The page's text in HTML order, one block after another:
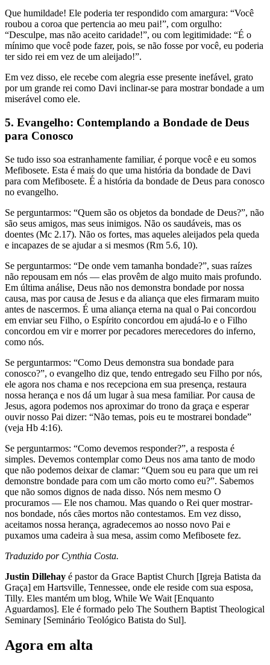
Que humildade! Ele poderia ter respondido com amargura: “Você
roubou a coroa que pertencia ao meu pai!”, com orgulho:
“Desculpe, mas não aceito caridade!”, ou com legitimidade: “É o
mínimo que você pode fazer, pois, se não fosse por você, eu poderia
ter sido rei em vez de um aleijado!”.
Em vez disso, ele recebe com alegria esse presente inefável, grato
por um grande rei como Davi inclinar-se para mostrar bondade a um
miserável como ele.
5. Evangelho: Contemplando a Bondade de Deus
para Conosco
Se tudo isso soa estranhamente familiar, é porque você e eu somos
Mefibosete. Esta é mais do que uma história da bondade de Davi
para com Mefibosete. É a história da bondade de Deus para conosco
no evangelho.
Se perguntarmos: “Quem são os objetos da bondade de Deus?”, não
são seus amigos, mas seus inimigos. Não os saudáveis, mas os
doentes (Mc 2.17). Não os fortes, mas aqueles aleijados pela queda
e incapazes de se ajudar a si mesmos (Rm 5.6, 10).
Se perguntarmos: “De onde vem tamanha bondade?”, suas raízes
não repousam em nós — elas provêm de algo muito mais profundo.
Em última análise, Deus não nos demonstra bondade por nossa
causa, mas por causa de Jesus e da aliança que eles firmaram muito
antes de nascermos. É uma aliança eterna na qual o Pai concordou
em enviar seu Filho, o Espírito concordou em ajudá-lo e o Filho
concordou em vir e morrer por pecadores merecedores do inferno,
como nós.
Se perguntarmos: “Como Deus demonstra sua bondade para
conosco?”, o evangelho diz que, tendo entregado seu Filho por nós,
ele agora nos chama e nos recepciona em sua presença, restaura
nossa herança e nos dá um lugar à sua mesa familiar. Por causa de
Jesus, agora podemos nos aproximar do trono da graça e esperar
ouvir nosso Pai dizer: “Não temas, pois eu te mostrarei bondade”
(veja Hb 4:16).
Se perguntarmos: “Como devemos responder?”, a resposta é
simples. Devemos contemplar como Deus nos ama tanto de modo
que não podemos deixar de clamar: “Quem sou eu para que um rei
demonstre bondade para com um cão morto como eu?”. Sabemos
que não somos dignos de nada disso. Nós nem mesmo O
procuramos — Ele nos chamou. Mas quando o Rei quer mostrar-
nos bondade, nós cães mortos não contestamos. Em vez disso,
aceitamos nossa herança, agradecemos ao nosso novo Pai e
puxamos uma cadeira à sua mesa, assim como Mefibosete fez.
Traduzido por Cynthia Costa.
Justin Dillehay é pastor da Grace Baptist Church [Igreja Batista da
Graça] em Hartsville, Tennessee, onde ele reside com sua esposa,
Tilly. Eles mantém um blog, While We Wait [Enquanto
Aguardamos]. Ele é formado pelo The Southern Baptist Theological
Seminary [Seminário Teológico Batista do Sul].
Agora em alta